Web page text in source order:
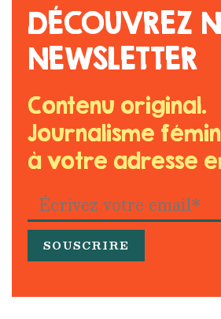
DÉCOUVREZ
NEWSLETTER
Contenu original.
Journalisme
à votre adresse